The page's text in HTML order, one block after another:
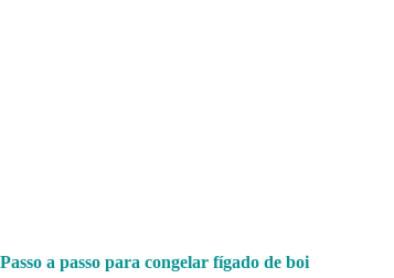
Passo a passo para congelar fígado de boi